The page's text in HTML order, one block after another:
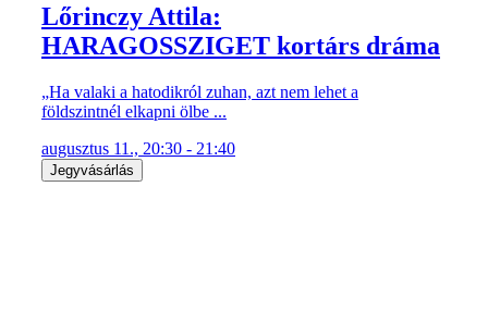
Lőrinczy Attila:
HARAGOSSZIGET kortárs dráma
„Ha valaki a hatodikról zuhan, azt nem lehet a
földszintnél elkapni ölbe ...
augusztus 11., 20:30 - 21:40
Jegyvásárlás